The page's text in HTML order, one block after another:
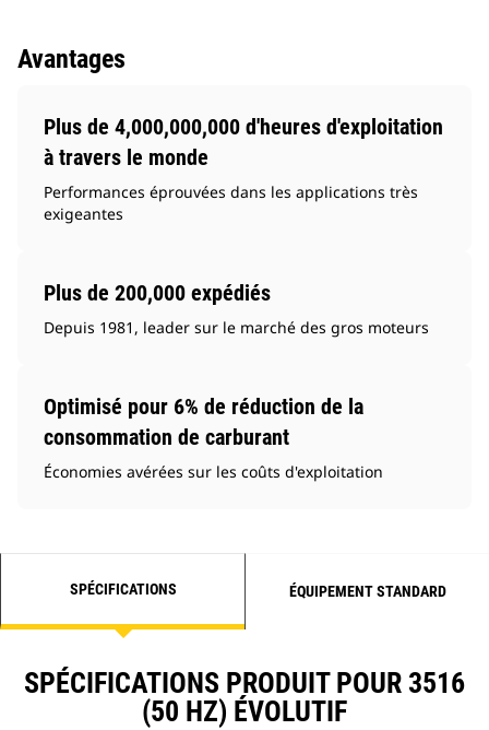
Avantages
Plus de 4,000,000,000 d'heures d'exploitation
à travers le monde
Performances éprouvées dans les applications très
exigeantes
Plus de 200,000 expédiés
Depuis 1981, leader sur le marché des gros moteurs
Optimisé pour 6% de réduction de la
consommation de carburant
Économies avérées sur les coûts d'exploitation
SPÉCIFICATIONS ÉQUIPEMENT STANDARD
SPÉCIFICATIONS PRODUIT POUR 3516
(50 HZ) ÉVOLUTIF